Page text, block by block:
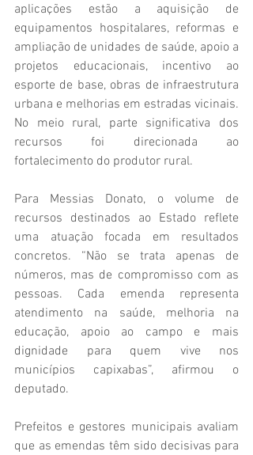
aplicações estão a aquisição de
equipamentos hospitalares, reformas e
ampliação de unidades de saúde, apoio a
projetos educacionais, incentivo ao
esporte de base, obras de infraestrutura
urbana e melhorias em estradas vicinais.
No meio rural, parte significativa dos
recursos foi direcionada ao
fortalecimento do produtor rural.
Para Messias Donato, o volume de
recursos destinados ao Estado reflete
uma atuação focada em resultados
concretos. “Não se trata apenas de
números, mas de compromisso com as
pessoas. Cada emenda representa
atendimento na saúde, melhoria na
educação, apoio ao campo e mais
dignidade para quem vive nos
municípios capixabas”, afirmou o
deputado.
Prefeitos e gestores municipais avaliam
que as emendas têm sido decisivas para